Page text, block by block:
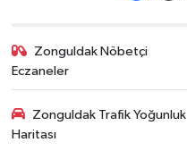
Zonguldak Nöbetçi
Eczaneler
Zonguldak Trafik Yoğunluk
Haritası